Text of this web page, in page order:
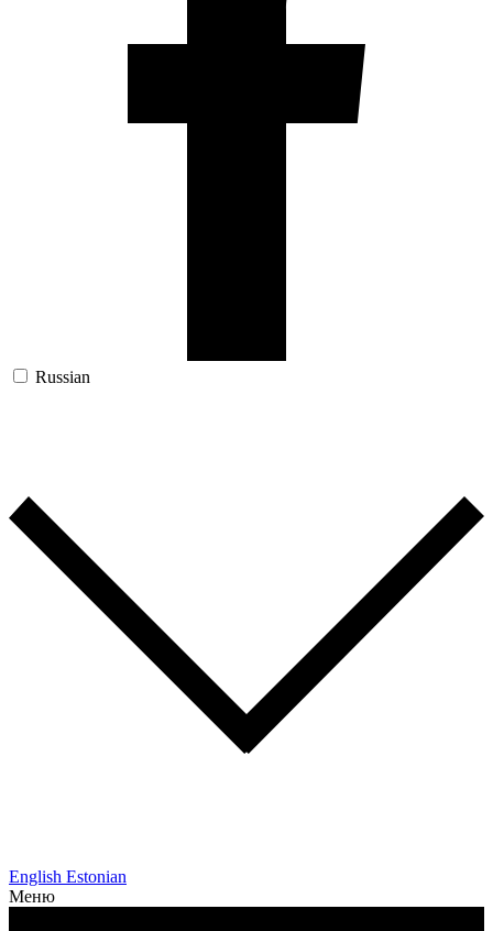
Russian
English Estonian
Меню